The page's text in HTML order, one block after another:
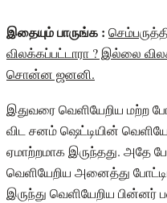
இதையும் பாருங்க :
விலக்கப்பட்டாரா ? இல்லை
சொன்ன ஜனனி.
இதுவரை வெளியேறிய மற்ற
விட சனம் ஷெட்டியின்
ஏமாற்றமாக இருந்தது. அதே
வெளியேறிய அனைத்து
இருந்து வெளியேறிய பின்னர்